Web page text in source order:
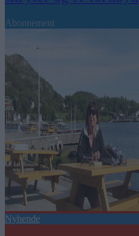
Abonnement
Nyhende